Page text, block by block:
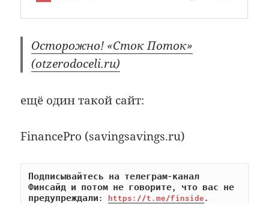
Осторожно! «Сток Поток»
(otzerodoceli.ru)
ещё один такой сайт:
FinancePro (savingsavings.ru)
Подписывайтесь на телеграм-канал
Финсайд и потом не говорите, что вас не
предупреждали: https://t.me/finside.